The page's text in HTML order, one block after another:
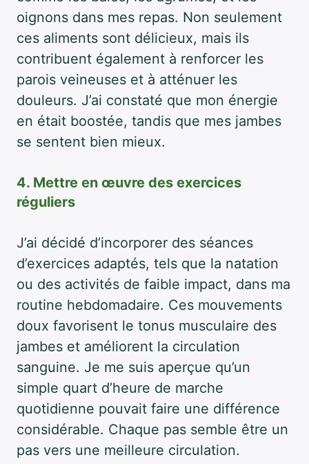
oignons dans mes repas. Non seulement
ces aliments sont délicieux, mais ils
contribuent également à renforcer les
parois veineuses et à atténuer les
douleurs. J’ai constaté que mon énergie
en était boostée, tandis que mes jambes
se sentent bien mieux.
4. Mettre en œuvre des exercices
réguliers
J’ai décidé d’incorporer des séances
d’exercices adaptés, tels que la natation
ou des activités de faible impact, dans ma
routine hebdomadaire. Ces mouvements
doux favorisent le tonus musculaire des
jambes et améliorent la circulation
sanguine. Je me suis aperçue qu’un
simple quart d’heure de marche
quotidienne pouvait faire une différence
considérable. Chaque pas semble être un
pas vers une meilleure circulation.